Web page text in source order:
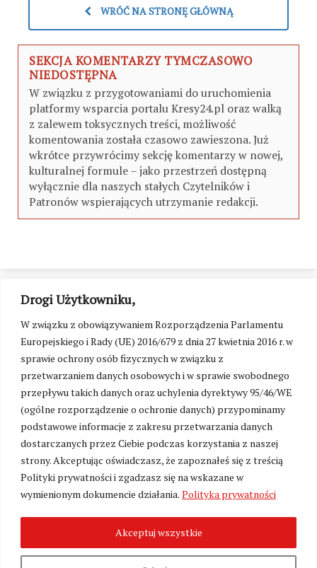
Drogi Użytkowniku,
W związku z obowiązywaniem Rozporządzenia Parlamentu
Europejskiego i Rady (UE) 2016/679 z dnia 27 kwietnia 2016 r. w
sprawie ochrony osób fizycznych w związku z
przetwarzaniem danych osobowych i w sprawie swobodnego
przepływu takich danych oraz uchylenia dyrektywy 95/46/WE
(ogólne rozporządzenie o ochronie danych) przypominamy
podstawowe informacje z zakresu przetwarzania danych
dostarczanych przez Ciebie podczas korzystania z naszej
strony. Akceptując oświadczasz, że zapoznałeś się z treścią
Polityki prywatności i zgadzasz się na wskazane w
wymienionym dokumencie działania. Polityka prywatności
Akceptuj wszystkie
WRÓĆ NA STRONĘ GŁÓWNĄ
SEKCJA KOMENTARZY TYMCZASOWO
NIEDOSTĘPNA
W związku z przygotowaniami do uruchomienia
platformy wsparcia portalu Kresy24.pl oraz walką
z zalewem toksycznych treści, możliwość
komentowania została czasowo zawieszona. Już
wkrótce przywrócimy sekcję komentarzy w nowej,
kulturalnej formule – jako przestrzeń dostępną
wyłącznie dla naszych stałych Czytelników i
Patronów wspierających utrzymanie redakcji.
Zmień ustawienia cookies
2026. Wszelkie Prawa Zastrzeżone.
Polityka prywatności